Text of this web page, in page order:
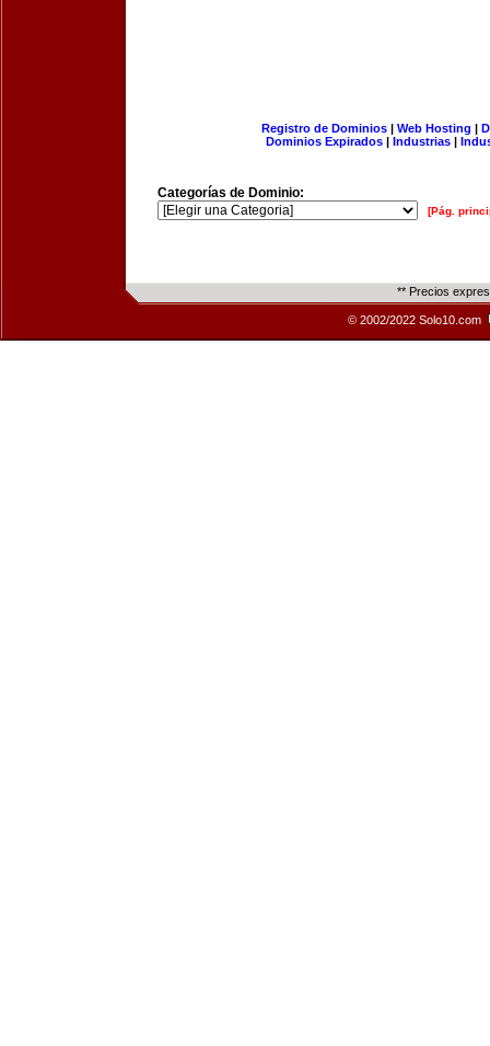
Registro de Dominios| Web Hosting |
Dominios Expirados | Industrias |
Categorías de Dominio:
[Pág.
** Precios
© 2002/2022 Solo10.com